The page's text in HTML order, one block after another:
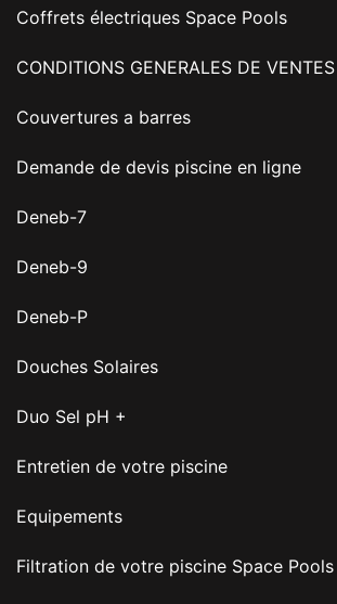
Coffrets électriques Space Pools
CONDITIONS GENERALES DE VENTES
Couvertures a barres
Demande de devis piscine en ligne
Deneb-7
Deneb-9
Deneb-P
Douches Solaires
Duo Sel pH +
Entretien de votre piscine
Equipements
Filtration de votre piscine Space Pools